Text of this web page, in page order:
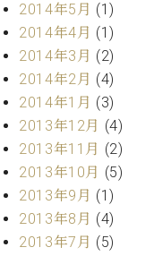
2014年5月 (1)
2014年4月 (1)
2014年3月 (2)
2014年2月 (4)
2014年1月 (3)
2013年12月 (4)
2013年11月 (2)
2013年10月 (5)
2013年9月 (1)
2013年8月 (4)
2013年7月 (5)